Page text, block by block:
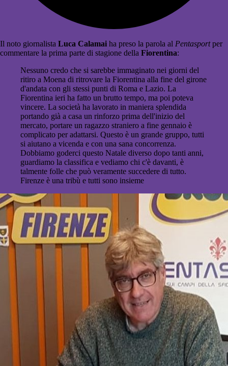
Il noto giornalista Luca Calamai ha preso la parola al Pentasportper
commentare la prima parte di stagione della Fiorentina:
Nessuno credo che si sarebbe immaginato nei giorni del
ritiro a Moena di ritrovare la Fiorentina alla fine del girone
d'andata con gli stessi punti di Roma e Lazio. La
Fiorentina ieri ha fatto un brutto tempo, ma poi poteva
vincere. La società ha lavorato in maniera splendida
portando già a casa un rinforzo prima dell'inizio del
mercato, portare un ragazzo straniero a fine gennaio è
complicato per adattarsi. Questo è un grande gruppo, tutti
si aiutano a vicenda e con una sana concorrenza.
Dobbiamo goderci questo Natale diverso dopo tanti anni,
guardiamo la classifica e vediamo chi c'è davanti, è
talmente folle che può veramente succedere di tutto.
Firenze è una tribù e tutti sono insieme